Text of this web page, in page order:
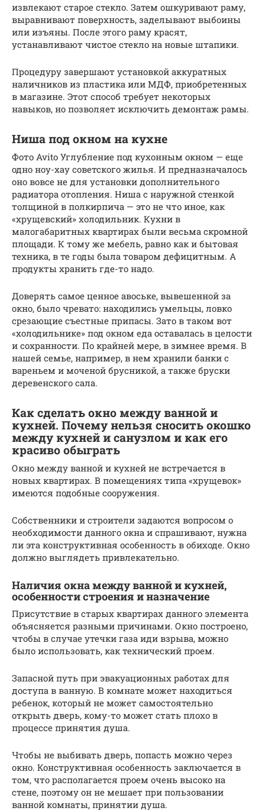
извлекают старое стекло. Затем ошкуривают раму,
выравнивают поверхность, заделывают выбоины
или изъяны. После этого раму красят,
устанавливают чистое стекло на новые штапики.
Процедуру завершают установкой аккуратных
наличников из пластика или МДФ, приобретенных
в магазине. Этот способ требует некоторых
навыков, но позволяет исключить демонтаж рамы.
Ниша под окном на кухне
Фото Avito Углубление под кухонным окном — еще
одно ноу-хау советского жилья. И предназначалось
оно вовсе не для установки дополнительного
радиатора отопления. Ниша с наружной стенкой
толщиной в полкирпича — это не что иное, как
«хрущевский» холодильник. Кухни в
малогабаритных квартирах были весьма скромной
площади. К тому же мебель, равно как и бытовая
техника, в те годы была товаром дефицитным. А
продукты хранить где-то надо.
Доверять самое ценное авоське, вывешенной за
окно, было чревато: находились умельцы, ловко
срезающие съестные припасы. Зато в таком вот
«холодильнике» под окном еда оставалась в целости
и сохранности. По крайней мере, в зимнее время. В
нашей семье, например, в нем хранили банки с
вареньем и моченой брусникой, а также бруски
деревенского сала.
Как сделать окно между ванной и
кухней. Почему нельзя сносить окошко
между кухней и санузлом и как его
красиво обыграть
Окно между ванной и кухней не встречается в
новых квартирах. В помещениях типа «хрущевок»
имеются подобные сооружения.
Собственники и строители задаются вопросом о
необходимости данного окна и спрашивают, нужна
ли эта конструктивная особенность в обиходе. Окно
должно выглядеть привлекательно.
Наличия окна между ванной и кухней,
особенности строения и назначение
Присутствие в старых квартирах данного элемента
объясняется разными причинами. Окно построено,
чтобы в случае утечки газа иди взрыва, можно
было использовать, как технический проем.
Запасной путь при эвакуационных работах для
доступа в ванную. В комнате может находиться
ребенок, который не может самостоятельно
открыть дверь, кому-то может стать плохо в
процессе принятия душа.
Чтобы не выбивать дверь, попасть можно через
окно. Конструктивная особенность заключается в
том, что располагается проем очень высоко на
стене, поэтому он не мешает при пользовании
ванной комнаты, принятии душа.